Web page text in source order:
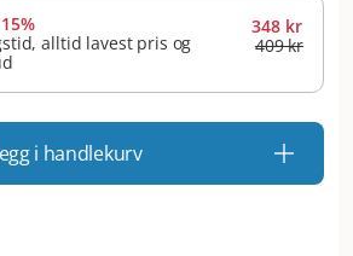
alltid lavest pris og
348 kr
409 kr
i handlekurv